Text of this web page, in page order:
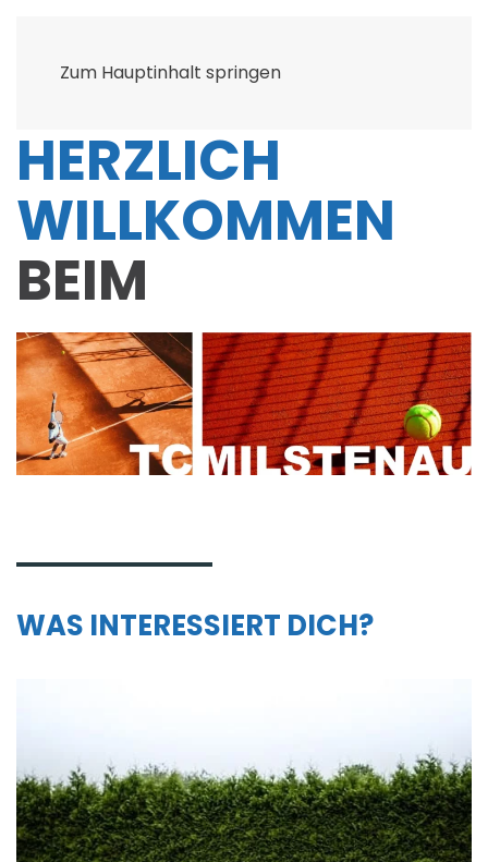
Zum Hauptinhalt springen
HERZLICH
WILLKOMMEN
BEIM
WAS INTERESSIERT DICH?